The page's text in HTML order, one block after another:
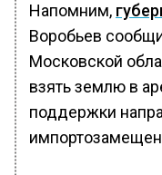
Напомним,
Воробьев
Московской
взять землю в
поддержки